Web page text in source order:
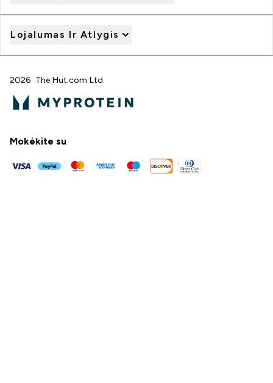
Lojalumas Ir Atlygis
2026 The Hut.com Ltd
Mokėkite su